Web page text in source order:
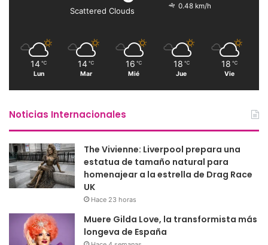
Scattered Clouds
0.48 km/h
14 ℃
Lun
14 ℃
Mar
16 ℃
Mié
18 ℃
Jue
18 ℃
Vie
Noticias Internacionales
The Vivienne: Liverpool prepara una
estatua de tamaño natural para
homenajear a la estrella de Drag Race
UK
Hace 23 horas
Muere Gilda Love, la transformista más
longeva de España